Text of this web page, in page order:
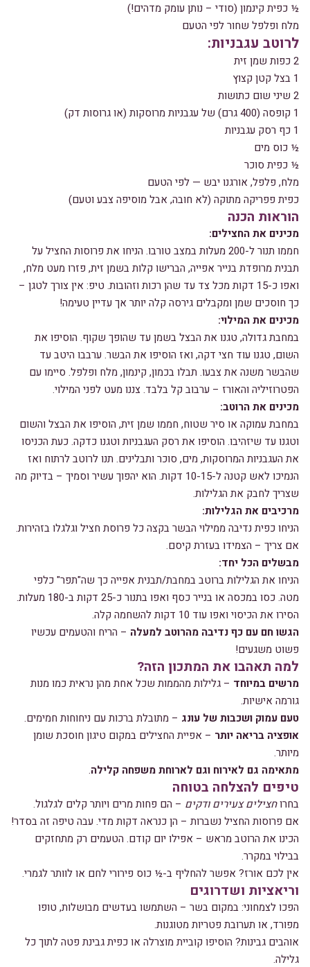
½ כפית קינמון (סודי – נותן עומק מדהים!)
מלח ופלפל שחור לפי הטעם
לרוטב עגבניות:
2 כפות שמן זית
1 בצל קטן קצוץ
2 שיני שום כתושות
1 קופסה (400 גרם) של עגבניות מרוסקות (או גרוסות דק)
1 כף רסק עגבניות
½ כוס מים
½ כפית סוכר
מלח, פלפל, אורגנו יבש — לפי הטעם
כפית פפריקה מתוקה (לא חובה, אבל מוסיפה צבע וטעם)
הוראות הכנה
מכינים את החצילים:
חממו תנור ל-200 מעלות במצב טורבו. הניחו את פרוסות החציל על
תבנית מרופדת בנייר אפייה, הברישו קלות בשמן זית, פזרו מעט מלח,
ואפו כ-15 דקות מכל צד עד שהן רכות וזהובות. טיפ: אין צורך לטגן –
כך חוסכים שמן ומקבלים גירסה קלה יותר אך עדיין טעימה!
מכינים את המילוי:
במחבת גדולה, טגנו את הבצל בשמן עד שהופך שקוף. הוסיפו את
השום, טגנו עוד חצי דקה, ואז הוסיפו את הבשר. ערבבו היטב עד
שהבשר משנה את צבעו. תבלו בכמון, קינמון, מלח ופלפל. סיימו עם
הפטרוזיליה והאורז – ערבוב קל בלבד. צננו מעט לפני המילוי.
מכינים את הרוטב:
במחבת עמוקה או סיר שטוח, חממו שמן זית, הוסיפו את הבצל והשום
וטגנו עד שיזהיבו. הוסיפו את רסק העגבניות וטגנו כדקה. כעת הכניסו
את העגבניות המרוסקות, מים, סוכר ותבלינים. תנו לרוטב לרתוח ואז
הנמיכו לאש קטנה ל-10-15 דקות. הוא יהפוך עשיר וסמיך – בדיוק מה
שצריך לחבק את הגלילות.
מרכיבים את הגלילות:
הניחו כפית נדיבה ממילוי הבשר בקצה כל פרוסת חציל וגלגלו בזהירות.
אם צריך – הצמידו בעזרת קיסם.
מבשלים הכל יחד:
הניחו את הגלילות ברוטב במחבת/תבנית אפייה כך שה"תפר" כלפי
מטה. כסו במכסה או בנייר כסף ואפו בתנור כ-25 דקות ב-180 מעלות.
הסירו את הכיסוי ואפו עוד 10 דקות להשחמה קלה.
הגשו חם עם כף נדיבה מהרוטב למעלה – הריח והטעמים עכשיו
פשוט משגעים!
למה תאהבו את המתכון הזה?
מרשים במיוחד – גלילות מהממות שכל אחת מהן נראית כמו מנות
גורמה אישיות.
טעם עמוק ושכבות של עונג – מתובלת ברכות עם ניחוחות חמימים.
אופציה בריאה יותר – אפיית החצילים במקום טיגון חוסכת שומן
מיותר.
מתאימה גם לאירוח וגם לארוחת משפחה קלילה.
טיפים להצלחה בטוחה
בחרוחצילים צעירים ודקים – הם פחות מרים ויותר קלים לגלגול.
אם פרוסות החציל נשברות – הן כנראה דקות מדי. עבה טיפה זה בסדר!
הכינו את הרוטב מראש – אפילו יום קודם. הטעמים רק מתחזקים
בבילוי במקרר.
אין לכם אורז? אפשר להחליף ב-½ כוס פירורי לחם או לוותר לגמרי.
וריאציות ושדרוגים
הפכו לצמחוני: במקום בשר – השתמשו בעדשים מבושלות, טופו
מפורד, או תערובת פטריות מטוגנות.
אוהבים גבינות? הוסיפו קוביית מוצרלה או כפית גבינת פטה לתוך כל
גלילה.